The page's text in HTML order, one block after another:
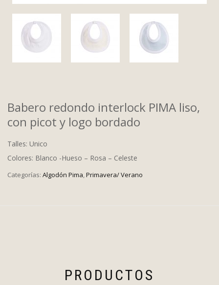
Babero redondo interlock PIMA liso,
con picot y logo bordado
Talles: Unico
Colores: Blanco -Hueso – Rosa – Celeste
Categorías: Algodón Pima,Primavera/ Verano
PRODUCTOS